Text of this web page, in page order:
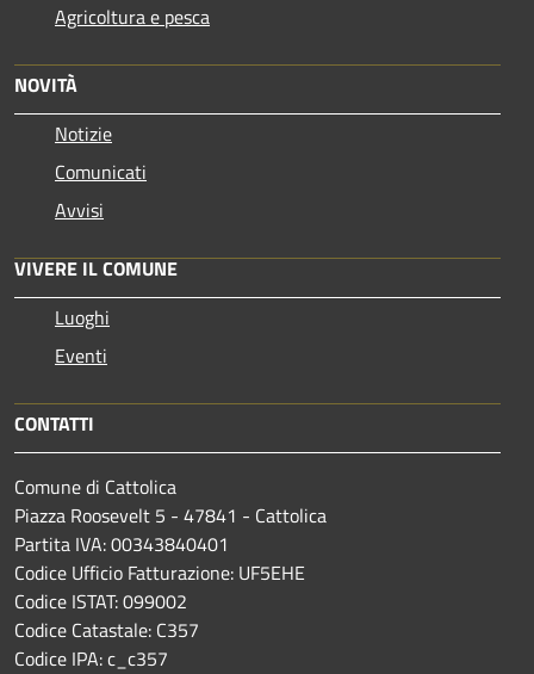
Agricoltura e pesca
NOVITÀ
Notizie
Comunicati
Avvisi
VIVERE IL COMUNE
Luoghi
Eventi
CONTATTI
Comune di Cattolica
Piazza Roosevelt 5 - 47841 - Cattolica
Partita IVA: 00343840401
Codice Ufficio Fatturazione: UF5EHE
Codice ISTAT: 099002
Codice Catastale: C357
Codice IPA: c_c357